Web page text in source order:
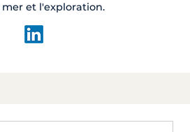
et l'exploration.